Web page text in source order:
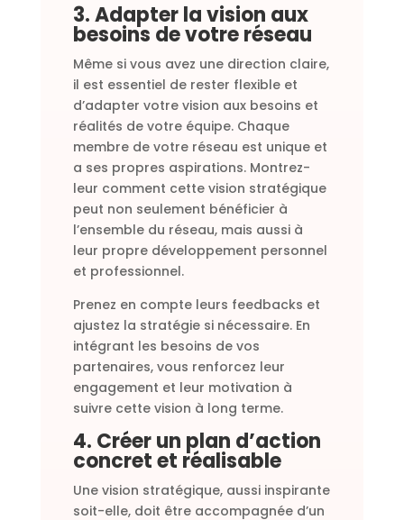
3. Adapter la vision aux
besoins de votre réseau
Même si vous avez une direction claire,
il est essentiel de rester flexible et
d’adapter votre vision aux besoins et
réalités de votre équipe. Chaque
membre de votre réseau est unique et
a ses propres aspirations. Montrez-
leur comment cette vision stratégique
peut non seulement bénéficier à
l’ensemble du réseau, mais aussi à
leur propre développement personnel
et professionnel.
Prenez en compte leurs feedbacks et
ajustez la stratégie si nécessaire. En
intégrant les besoins de vos
partenaires, vous renforcez leur
engagement et leur motivation à
suivre cette vision à long terme.
4. Créer un plan d’action
concret et réalisable
Une vision stratégique, aussi inspirante
soit-elle, doit être accompagnée d’un